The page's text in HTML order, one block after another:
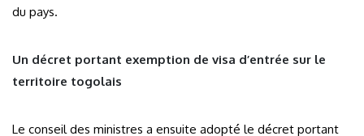
du pays.
Un décret portant exemption de visa d’entrée sur le
territoire togolais
Le conseil des ministres a ensuite adopté le décret portant